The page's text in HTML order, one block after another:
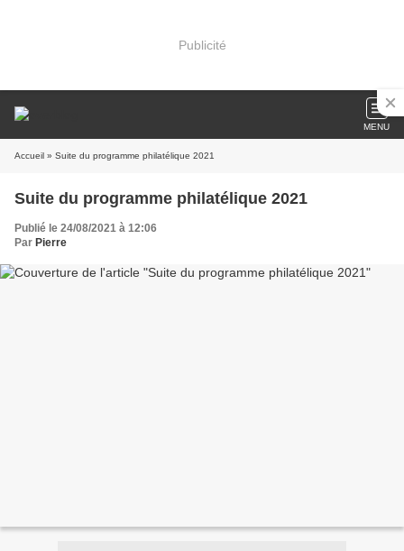
Publicité
MENU
Accueil » Suite du programme philatélique 2021
Suite du programme philatélique 2021
Publié le 24/08/2021 à 12:06
Par Pierre